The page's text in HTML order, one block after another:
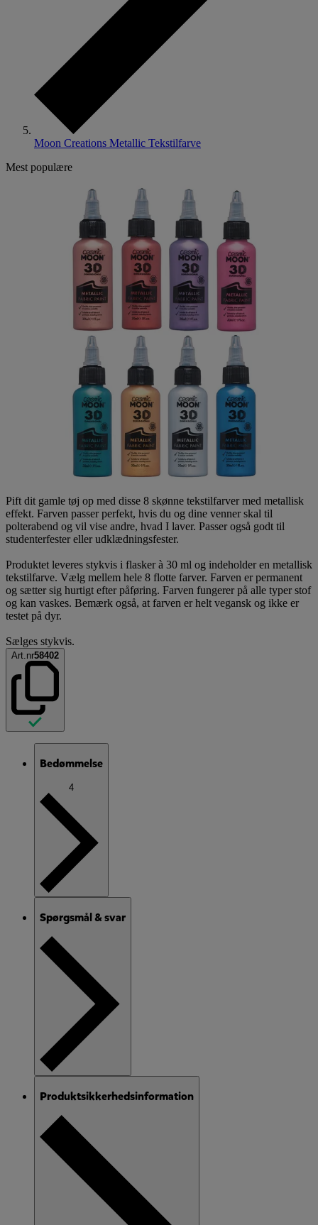
Moon Creations Metallic Tekstilfarve
Mest populære
Pift dit gamle tøj op med disse 8 skønne tekstilfarver med metallisk
effekt. Farven passer perfekt, hvis du og dine venner skal til
polterabend og vil vise andre, hvad I laver. Passer også godt til
studenterfester eller udklædningsfester.
Produktet leveres stykvis i flasker à 30 ml og indeholder en metallisk
tekstilfarve. Vælg mellem hele 8 flotte farver. Farven er permanent
og sætter sig hurtigt efter påføring. Farven fungerer på alle typer stof
og kan vaskes. Bemærk også, at farven er helt vegansk og ikke er
testet på dyr.
Sælges stykvis.
Art.nr58402
Bedømmelse
4
Spørgsmål & svar
Produktsikkerhedsinformation